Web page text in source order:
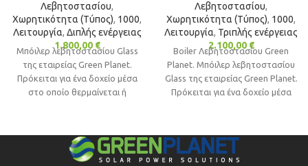
Λεβητοστασίου,
Χωρητικότητα (Τύπος), 1000,
Λειτουργία, Διπλής ενέργειας
1.800,00 €
Μπόιλερ λεβητοστασίου Glass
της εταιρείας Green Planet.
Πρόκειται για ένα δοχείο μέσα
στο οποίο θερμαίνεται ή
Λεβητοστασίου,
Χωρητικότητα (Τύπος), 1000,
Λειτουργία, Τριπλής ενέργειας
2.100,00 €
Boiler Λεβητοστασίου Green
Planet. Μπόιλερ λεβητοστασίου
Glass της εταιρείας Green Planet.
Πρόκειται για ένα δοχείο μέσα